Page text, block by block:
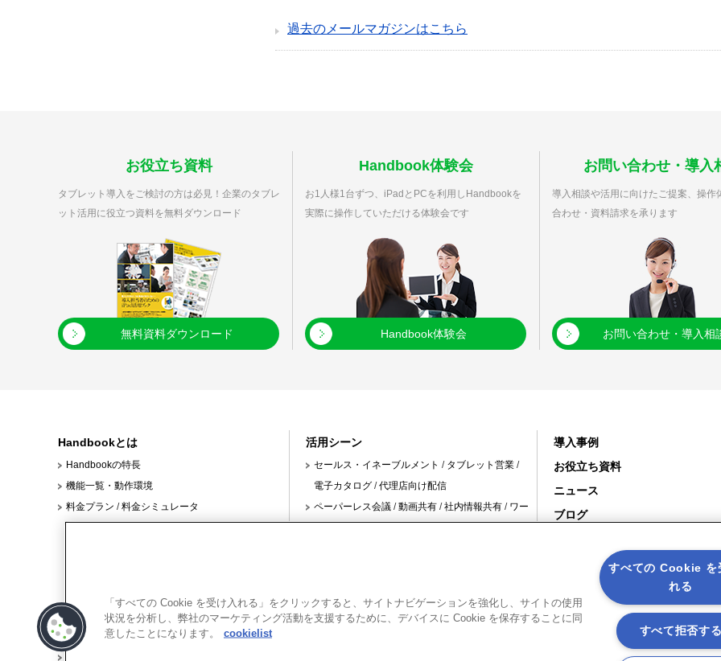
過去のメールマガジンはこちら
お役立ち資料
タブレット導入をご検討の方は必見！企業のタブレ
ット活用に役立つ資料を無料ダウンロード
無料資料ダウンロード
Handbook体験会
お1人様1台ずつ、iPadとPCを利用しHandbookを
実際に操作していただける体験会です
Handbook体験会
お問い合わせ・導入
導入相談や活用に向けたご提案、操作
合わせ・資料請求を承ります
お問い合わせ・導入相
Handbookとは
Handbookの特長
機能一覧・動作環境
料金プラン /料金シミュレータ
活用シーン
セールス・イネーブルメント / タブレット営業 /
電子カタログ /代理店向け配信
ペーパーレス会議 /動画共有 /社内情報共有 / ワー
学校教育
導入事例
お役立ち資料
ニュース
ブログ
サイトマップ アプ
「すべての Cookie を受け入れる」をクリックすると、サイトナビゲーションを強化し、サイトの使用
状況を分析し、弊社のマーケティング活動を支援するために、デバイスに Cookie を保存することに同
意したことになります。
cookielist
すべての Cookie を
れる
すべて拒否する